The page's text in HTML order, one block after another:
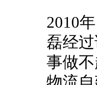
2010
磊经
事做